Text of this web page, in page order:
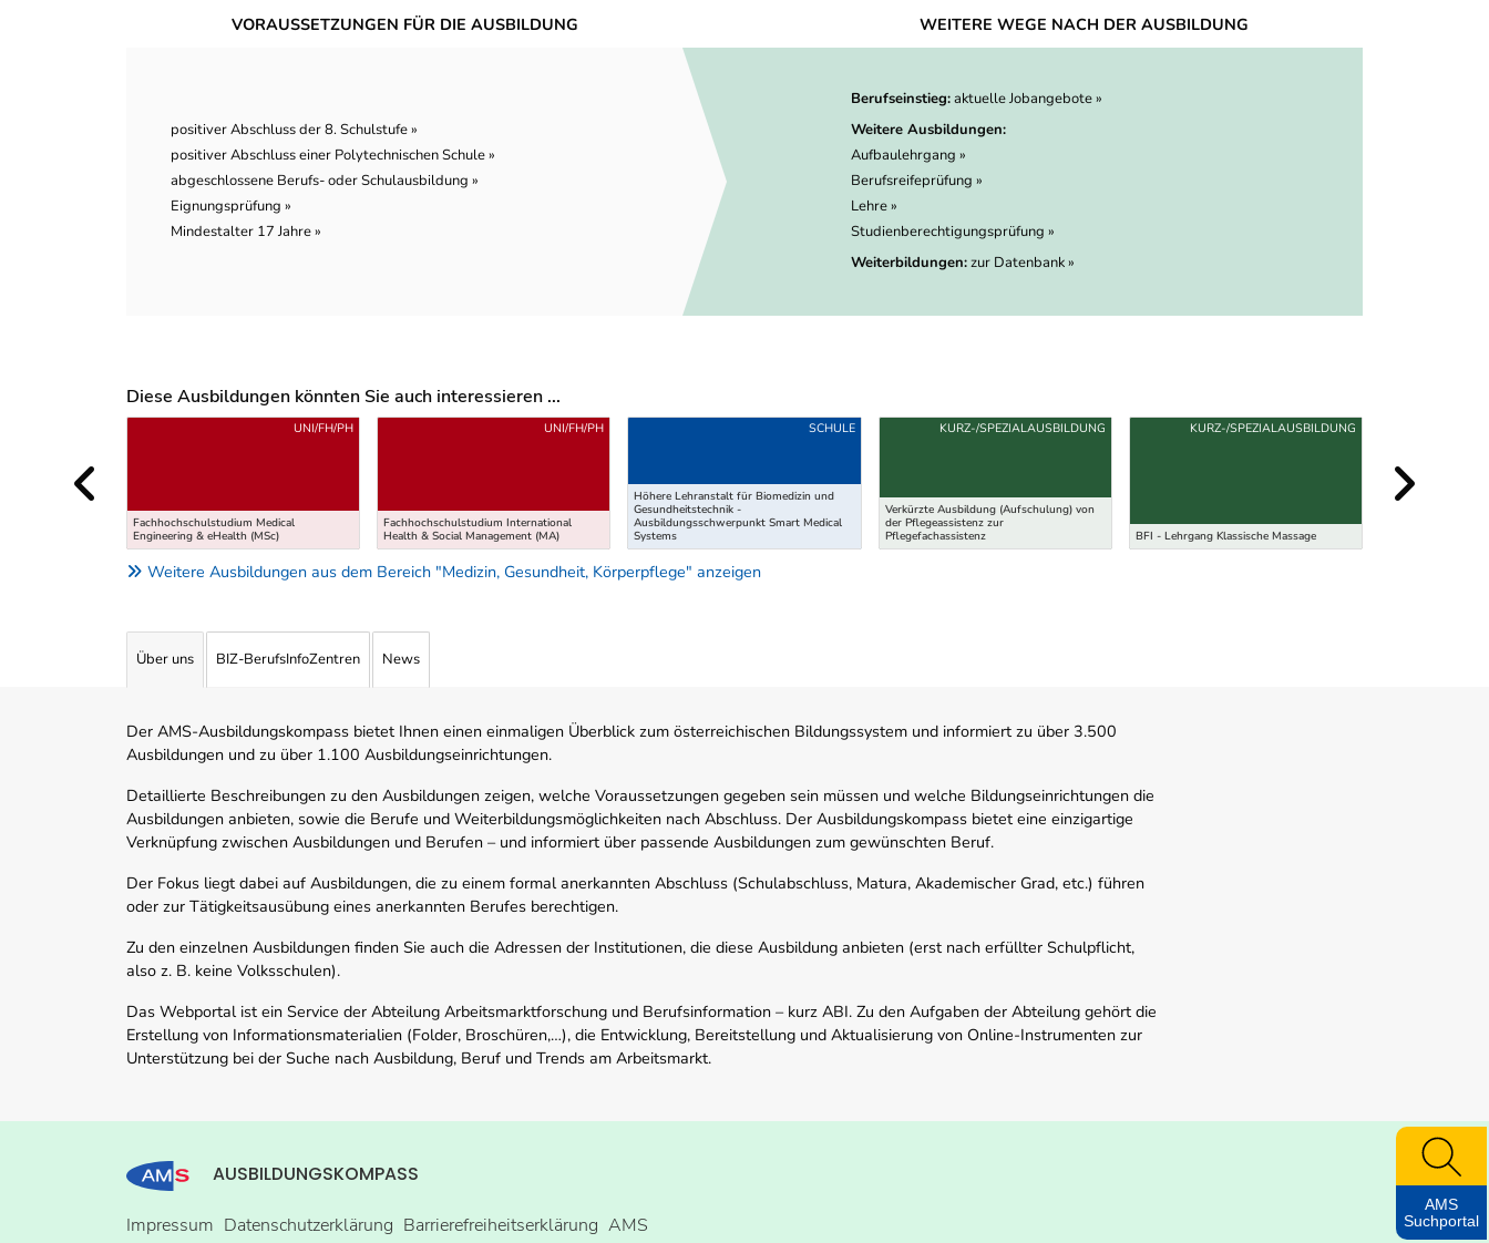
VORAUSSETZUNGEN FÜR DIE AUSBILDUNG
positiver Abschluss der 8. Schulstufe »
positiver Abschluss einer Polytechnischen Schule »
abgeschlossene Berufs- oder Schulausbildung »
Eignungsprüfung »
Mindestalter 17 Jahre »
WEITERE WEGE NACH DER AUSBILDUNG
Berufseinstieg:aktuelle Jobangebote »
Weitere Ausbildungen:
Aufbaulehrgang »
Berufsreifeprüfung »
Lehre »
Studienberechtigungsprüfung »
Weiterbildungen:zur Datenbank »
Diese Ausbildungen könnten Sie auch interessieren ...
Uber weitere Ausbildungsvorschläge
Fachhochschulstudium Medical
Engineering & eHealth (MSc)
UNI/FH/PH
Fachhochschulstudium International
Health & Social Management (MA)
UNI/FH/PH
Höhere Lehranstalt für Biomedizin und
Gesundheitstechnik -
Ausbildungsschwerpunkt Smart Medical
Systems
SCHULE
Verkürzte Ausbildung (Aufschulung) von
der Pflegeassistenz zur
Pflegefachassistenz
KURZ-/SPEZIALAUSBILDUNG
BFI - Lehrgang Klassische Massage
KURZ-/SPEZIALAUSBILDUNG
Weitere Ausbildungen aus dem Bereich "Medizin, Gesundheit, Körperpflege" anzeigen
Über uns BIZ-BerufsInfoZentren News
Der AMS-Ausbildungskompass bietet Ihnen einen einmaligen Überblick zum österreichischen Bildungssystem und informiert zu über 3.500
Ausbildungen und zu über 1.100 Ausbildungseinrichtungen.
Detaillierte Beschreibungen zu den Ausbildungen zeigen, welche Voraussetzungen gegeben sein müssen und welche Bildungseinrichtungen die
Ausbildungen anbieten, sowie die Berufe und Weiterbildungsmöglichkeiten nach Abschluss. Der Ausbildungskompass bietet eine einzigartige
Verknüpfung zwischen Ausbildungen und Berufen – und informiert über passende Ausbildungen zum gewünschten Beruf.
Der Fokus liegt dabei auf Ausbildungen, die zu einem formal anerkannten Abschluss (Schulabschluss, Matura, Akademischer Grad, etc.) führen
oder zur Tätigkeitsausübung eines anerkannten Berufes berechtigen.
Zu den einzelnen Ausbildungen finden Sie auch die Adressen der Institutionen, die diese Ausbildung anbieten (erst nach erfüllter Schulpflicht,
also z. B. keine Volksschulen).
Das Webportal ist ein Service der Abteilung Arbeitsmarktforschung und Berufsinformation – kurz ABI. Zu den Aufgaben der Abteilung gehört die
Erstellung von Informationsmaterialien (Folder, Broschüren,…), die Entwicklung, Bereitstellung und Aktualisierung von Online-Instrumenten zur
Unterstützung bei der Suche nach Ausbildung, Beruf und Trends am Arbeitsmarkt.
AUSBILDUNGSKOMPASS
Impressum Datenschutzerklärung Barrierefreiheitserklärung AMS
AMS
Suchportal